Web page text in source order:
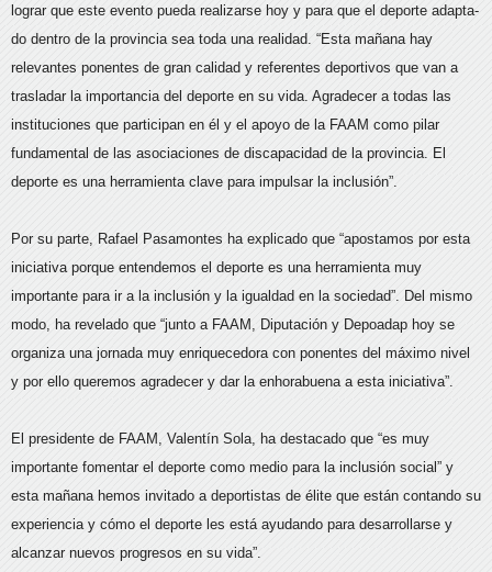
lograr que este evento pueda realizarse hoy y para que el deporte adapta-
do dentro de la provincia sea toda una realidad. “Esta mañana hay
relevantes ponentes de gran calidad y referentes deportivos que van a
trasladar la importancia del deporte en su vida. Agradecer a todas las
instituciones que participan en él y el apoyo de la FAAM como pilar
fundamental de las asociaciones de discapacidad de la provincia. El
deporte es una herramienta clave para impulsar la inclusión”.
Por su parte, Rafael Pasamontes ha explicado que “apostamos por esta
iniciativa porque entendemos el deporte es una herramienta muy
importante para ir a la inclusión y la igualdad en la sociedad”. Del mismo
modo, ha revelado que “junto a FAAM, Diputación y Depoadap hoy se
organiza una jornada muy enriquecedora con ponentes del máximo nivel
y por ello queremos agradecer y dar la enhorabuena a esta iniciativa”.
El presidente de FAAM, Valentín Sola, ha destacado que “es muy
importante fomentar el deporte como medio para la inclusión social” y
esta mañana hemos invitado a deportistas de élite que están contando su
experiencia y cómo el deporte les está ayudando para desarrollarse y
alcanzar nuevos progresos en su vida”.